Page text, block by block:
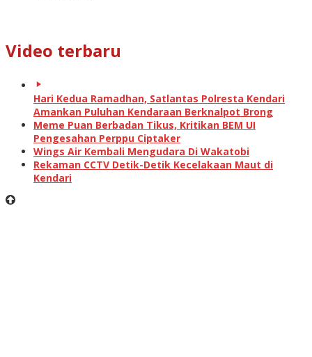
Video terbaru
Hari Kedua Ramadhan, Satlantas Polresta Kendari
Amankan Puluhan Kendaraan Berknalpot Brong
Meme Puan Berbadan Tikus, Kritikan BEM UI
Pengesahan Perppu Ciptaker
Wings Air Kembali Mengudara Di Wakatobi
Rekaman CCTV Detik-Detik Kecelakaan Maut di
Kendari